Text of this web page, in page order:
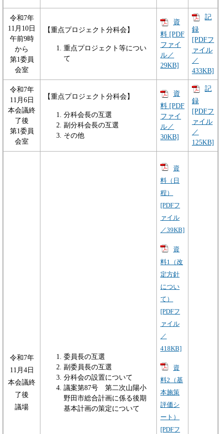
令和7年
11月10日
午前9時
から
第1委員
会室
【重点プロジェクト分科会】
重点プロジェクト等につい
て
資
料 [PDF
ファイ
ル／
29KB]
記
録
[PDFフ
ァイル
／
433KB]
令和7年
11月6日
本会議終
了後
第1委員
会室
【重点プロジェクト分科会】
分科会長の互選
副分科会長の互選
その他
資
料 [PDF
ファイ
ル／
30KB]
記
録
[PDFフ
ァイル
／
125KB]
令和7年
11月4日
本会議終
了後
議場
委員長の互選
副委員長の互選
分科会の設置について
議案第87号 第二次山陽小
野田市総合計画に係る後期
基本計画の策定について
資
料（日
程）
[PDFフ
ァイル
／39KB]
資
料1（改
定方針
につい
て）
[PDFフ
ァイル
／
418KB]
資
料2（基
本施策
評価シ
ート）
[PDFフ